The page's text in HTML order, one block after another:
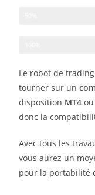
Le robot de
tourner sur un
disposition MT4 ou
donc la
Avec tous les
vous aurez un
pour la portabilité